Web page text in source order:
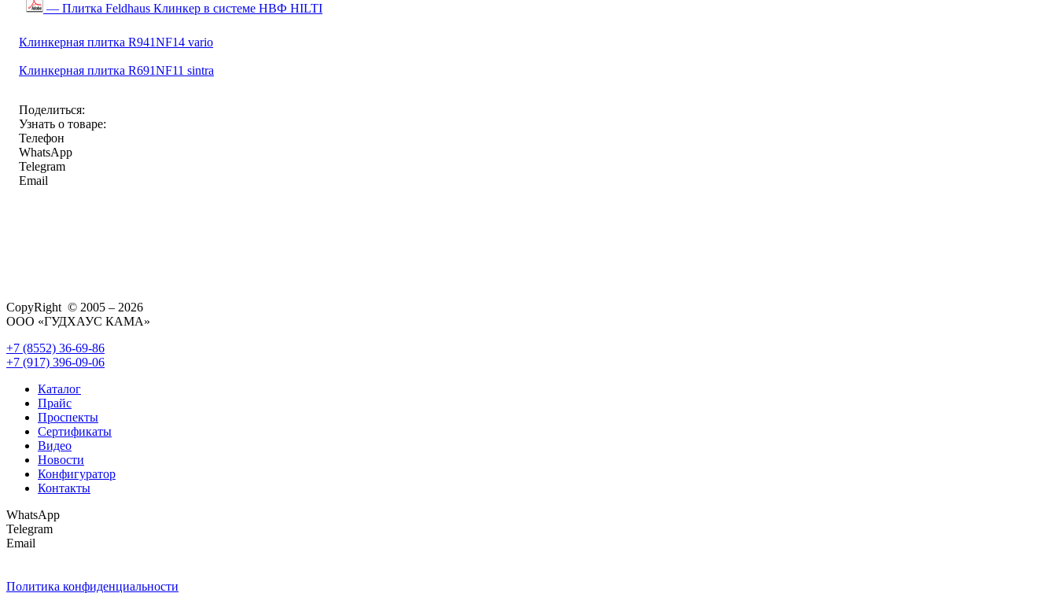
— Плитка Feldhaus Клинкер в системе НВФ HILTI
Клинкерная плитка R941NF14 vario
Клинкерная плитка R691NF11 sintra
Поделиться:
Узнать о товаре:
Телефон
WhatsApp
Telegram
Email
CopyRight © 2005 – 2026
ООО «ГУДХАУС КАМА»
+7 (8552) 36-69-86
+7 (917) 396-09-06
Каталог
Прайс
Проспекты
Сертификаты
Видео
Новости
Конфигуратор
Контакты
WhatsApp
Telegram
Email
Политика конфиденциальности